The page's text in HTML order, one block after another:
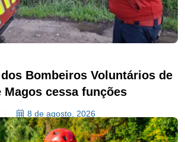
Bombeiros Voluntários de
Magos cessa funções
8 de agosto, 2026